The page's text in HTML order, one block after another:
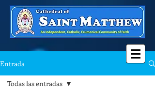
Entrada
Todas las entradas